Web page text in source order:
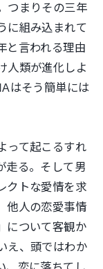
つまりその三年
に組み込まれて
と言われる理由
人類が進化しよ
はそう簡単には
って起こるすれ
走る。そして男
クトな愛情を求
他人の恋愛事情
について客観か
え、頭ではわか